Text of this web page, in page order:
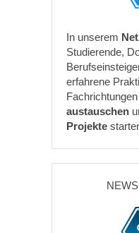
In unserem
Studierende,
erfahrene
austauschen
Projekte